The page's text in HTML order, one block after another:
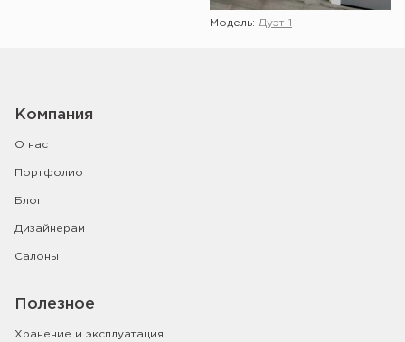
Модель: Дуэт 1
Компания
О нас
Портфолио
Блог
Дизайнерам
Салоны
Полезное
Хранение и эксплуатация